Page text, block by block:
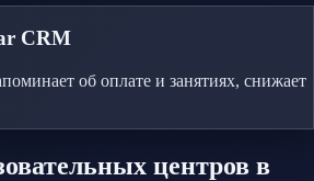
CRM
об оплате и занятиях, снижает
центров в